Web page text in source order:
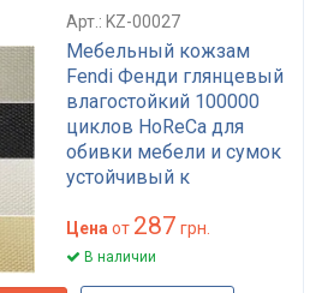
Арт.: KZ-00027
Мебельный кожзам
Fendi Фенди глянцевый
влагостойкий 100000
циклов HoReCa для
обивки мебели и сумок
устойчивый к
Цена от 287 грн.
В наличии